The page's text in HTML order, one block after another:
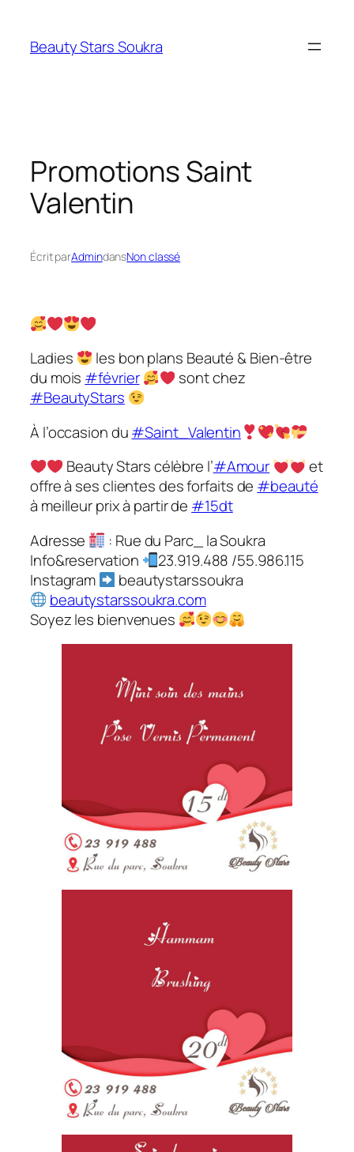
contenu
Beauty Stars Soukra
Promotions Saint
Valentin
Écrit parAdmindansNon classé
Ladies
les bon plans Beauté & Bien-être
du mois #février
sont chez
#BeautyStars
À l’occasion du#Saint_Valentin
Beauty Stars célèbre l’#Amour
et
offre à ses clientes des forfaits de #beauté
à meilleur prix à partir de #15dt
Adresse
: Rue du Parc_ la Soukra
Info&reservation
23.919.488 /55.986.115
Instagram
beautystarssoukra
beautystarssoukra.com
Soyez les bienvenues